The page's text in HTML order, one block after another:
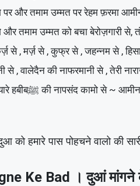
और तमाम उम्मत पर रेहम फ़रमा
तमाम उम्मत को बचा बेरोज़गारी
से , मर्ज़ से , कुफ्र से , जहन्नम से ,
से , वालेदैन की नाफरमानी से , तेरी
तेरे और तेरे प्यारे हबीबﷺ की नापसंद कामो से ~ आमीन
को हमारे पास पोहचने वालो की
Ke Bad । दुआं मांगने